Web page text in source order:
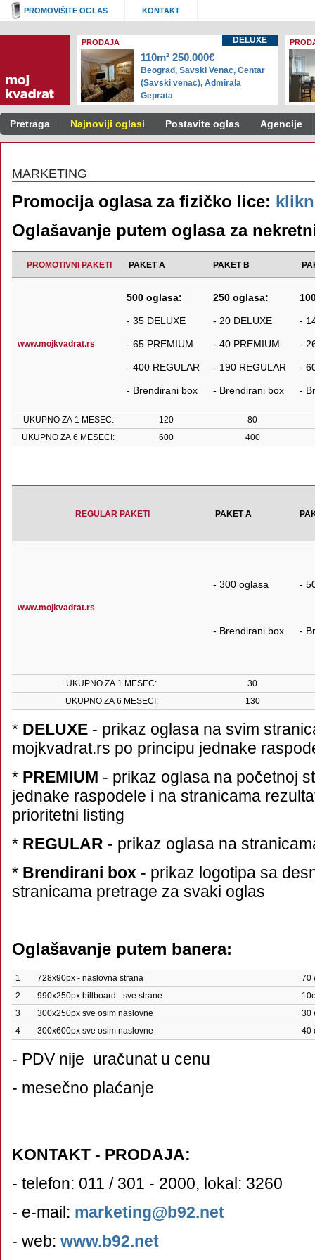
PROMOVIŠITE OGLAS KONTAKT
DELUXE
PRODAJA
110m² 250.000€
Beograd, Savski Venac, Centar
(Savski venac), Admirala
Geprata
Pretraga Najnoviji oglasi Postavite oglas Agencije
MARKETING
Promocija oglasa za fizičko lice:
Oglašavanje putem oglasa za
PROMOTIVNI PAKETI PAKET A PAKET B
www.mojkvadrat.rs
500 oglasa:
- 35 DELUXE
- 65 PREMIUM
- 400 REGULAR
- Brendirani box
250 oglasa:
- 20 DELUXE
- 40 PREMIUM
- 190 REGULAR
- Brendirani box
-
-
-
-
UKUPNO ZA 1 MESEC: 120
80
UKUPNO ZA 6 MESECI:
600 400
REGULAR PAKETI PAKET A
www.mojkvadrat.rs
- 300 oglasa
- Brendirani box
-
-
UKUPNO ZA 1 MESEC:
30
UKUPNO ZA 6 MESECI:
130
* DELUXE - prikaz oglasa na svim
mojkvadrat.rs po principu jednake
* PREMIUM - prikaz oglasa na početnoj
jednake raspodele i na stranicama
prioritetni listing
* REGULAR - prikaz oglasa na
* Brendirani box - prikaz logotipa sa
stranicama pretrage za svaki oglas
Oglašavanje putem banera:
1 728x90px - naslovna strana
70
2
990x250px billboard - sve strane
3
300x250px sve osim naslovne
30
4
300x600px sve osim naslovne 40
- PDV nije uračunat u cenu
- mesečno plaćanje
KONTAKT - PRODAJA:
- telefon: 011 / 301 - 2000, lokal: 3260
- e-mail: marketing@b92.net
- web: www.b92.net